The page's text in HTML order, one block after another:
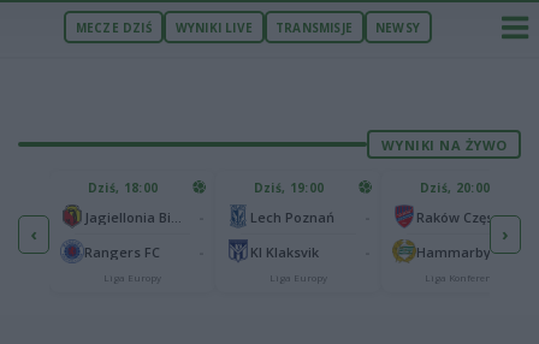
MECZE DZIŚ WYNIKI LIVE TRANSMISJE NEWSY
WYNIKI NA ŻYWO
‹
1
0
Dziś, 18:00
Rangers FC
Liga Europy
Dziś, 19:00
Lech Poznań
KI Klaksvik
Liga Europy
Dziś, 20:00
Raków Częstochowa
Hammarby IF
Liga Konferencji
›